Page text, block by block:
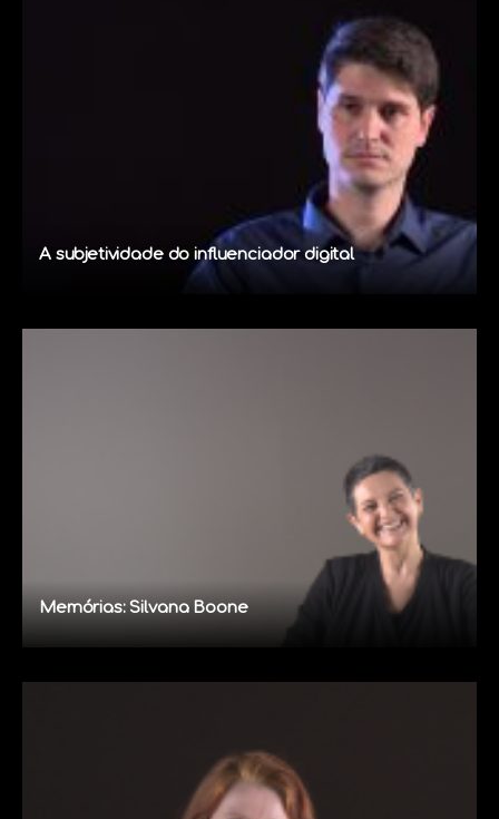
A subjetividade do influenciador digital
Memórias: Silvana Boone